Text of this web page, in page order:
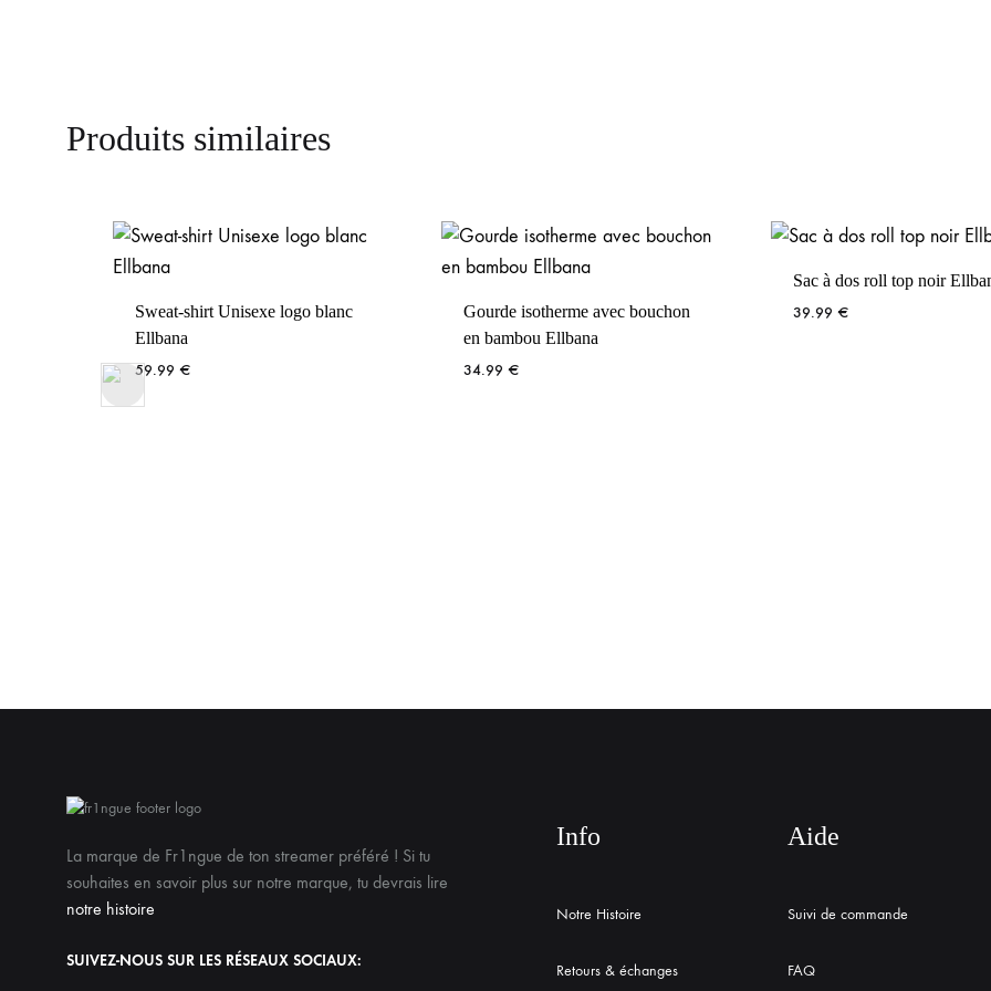
Produits similaires
Gourde isotherme avec bouchon
en bambou Ellbana
34.99
39.99€
T-shirt bio Oversize
La marque de Fr1ngue de ton streamer préféré ! Si tu
souhaites en savoir plus sur notre marque, tu devrais lire
notre histoire
SUIVEZ-NOUS SUR LES RÉSEAUX SOCIAUX:
Info
Notre Histoire
Retours & échanges
Aide
Suivi de commande
FAQ